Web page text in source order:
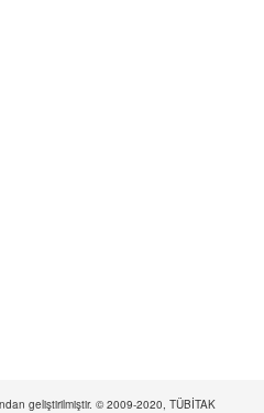
geliştirilmiştir. © 2009-2020, TÜBİTAK